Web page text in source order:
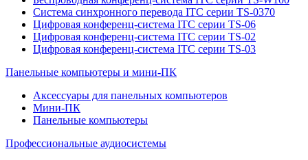
Система синхронного перевода ITC серии TS-0370
Цифровая конференц-система ITC серии TS-06
Цифровая конференц-система ITC серии TS-02
Цифровая конференц-система ITC серии TS-03
Панельные компьютеры и мини-ПК
Аксессуары для панельных компьютеров
Мини-ПК
Панельные компьютеры
Профессиональные аудиосистемы